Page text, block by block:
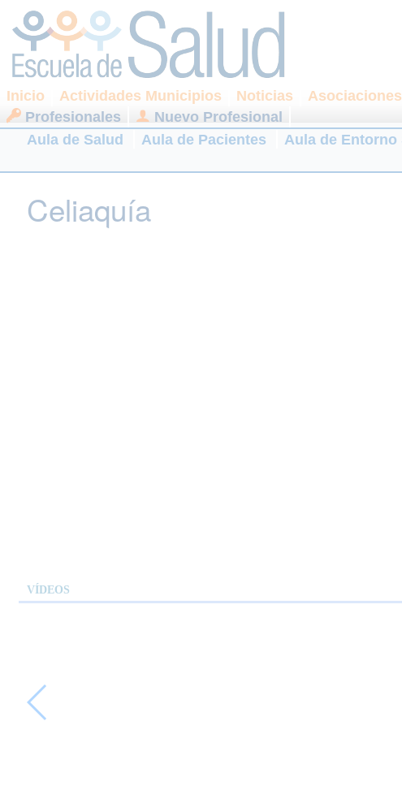
Inicio Actividades Municipios Noticias Asociaciones
Profesionales
Nuevo Profesional
Aula de Salud
Aula de Pacientes Aula de Entorno
Celiaquía
VÍDEOS